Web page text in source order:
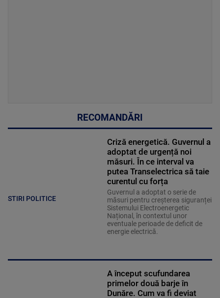
RECOMANDĂRI
STIRI POLITICE
Criză energetică. Guvernul a
adoptat de urgență noi
măsuri. În ce interval va
putea Transelectrica să taie
curentul cu forța
Guvernul a adoptat o serie de
măsuri pentru creșterea siguranței
Sistemului Electroenergetic
Național, în contextul unor
eventuale perioade de deficit de
energie electrică.
A început scufundarea
primelor două barje în
Dunăre. Cum va fi deviat